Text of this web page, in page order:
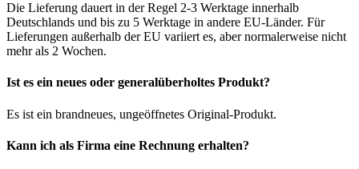
Die Lieferung dauert in der Regel 2-3 Werktage innerhalb
Deutschlands und bis zu 5 Werktage in andere EU-Länder. Für
Lieferungen außerhalb der EU variiert es, aber normalerweise nicht
mehr als 2 Wochen.
Ist es ein neues oder generalüberholtes Produkt?
Es ist ein brandneues, ungeöffnetes Original-Produkt.
Kann ich als Firma eine Rechnung erhalten?